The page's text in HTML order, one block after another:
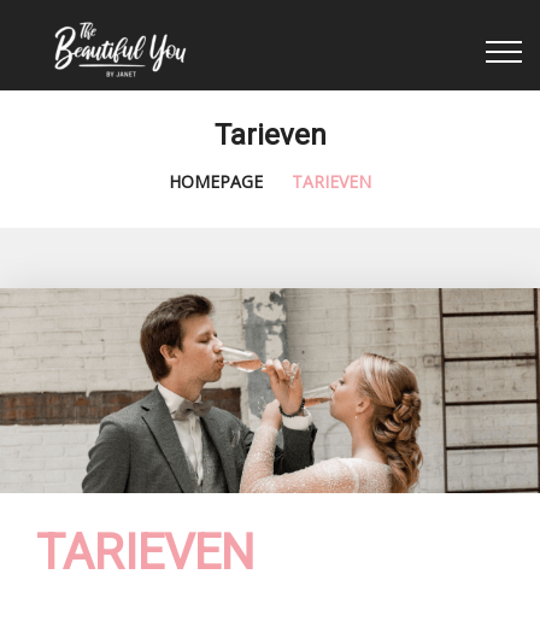
Tarieven
HOMEPAGE TARIEVEN
TARIEVEN